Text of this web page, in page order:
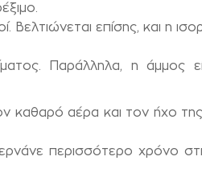
επίσης, και η
Παράλληλα, η άμμος
καθαρό αέρα και τον ήχο
περισσότερο χρόνο